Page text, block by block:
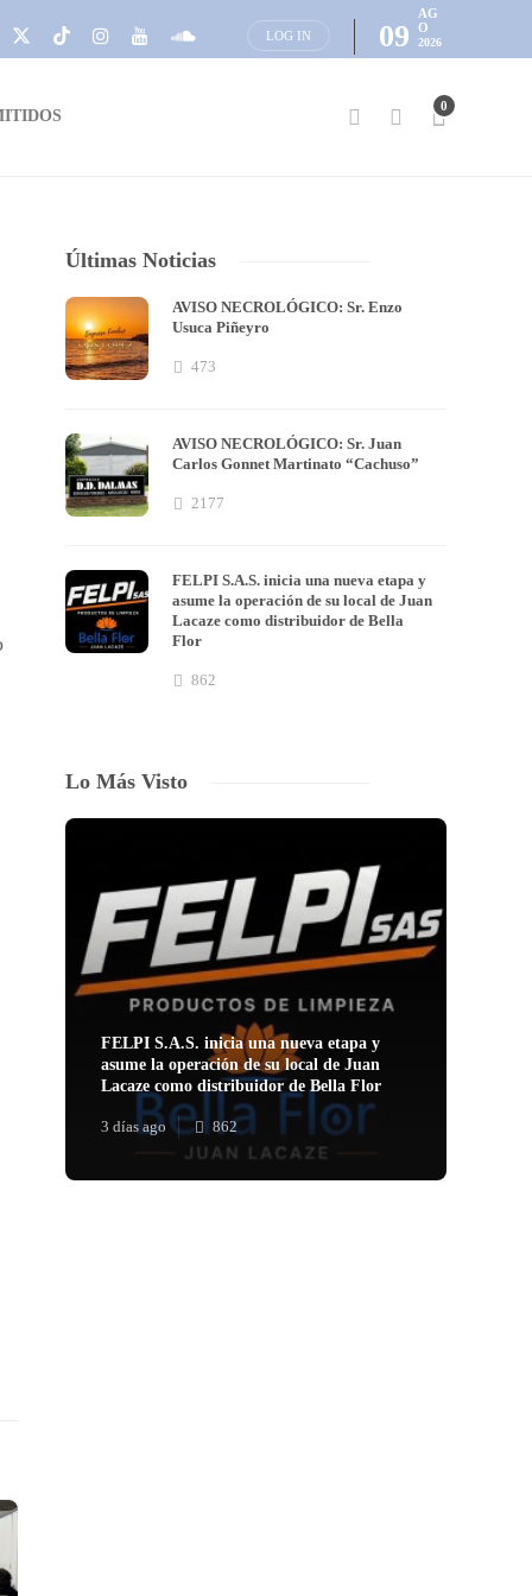
LOG IN 09
AG
O
2026
0
Últimas Noticias
AVISO NECROLÓGICO: Sr. Enzo
Usuca Piñeyro
473
AVISO NECROLÓGICO: Sr. Juan
Carlos Gonnet Martinato “Cachuso”
2177
FELPI S.A.S. inicia una nueva etapa y
asume la operación de su local de Juan
Lacaze como distribuidor de Bella
Flor
862
Lo Más Visto
FELPI S.A.S. inicia una nueva etapa y
asume la operación de su local de Juan
Lacaze como distribuidor de Bella Flor
3 días ago 862